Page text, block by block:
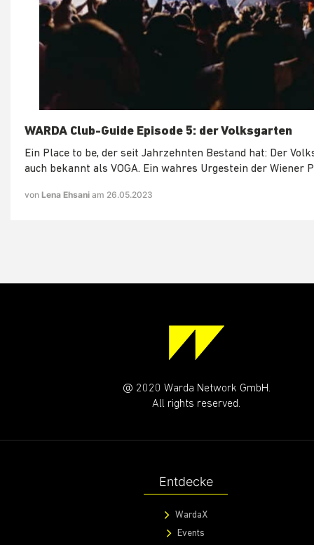
WARDA Club-Guide Episode 5: der Volksgarten
Ein Place to be, der seit Jahrzehnten Bestand hat: Der
auch bekannt als VOGA. Ein wahres Urgestein der Wiener
von Lena Ehsani am 26.05.2023
@ 2020 Warda Network GmbH.
All rights reserved.
Entdecke
WardaX
Events